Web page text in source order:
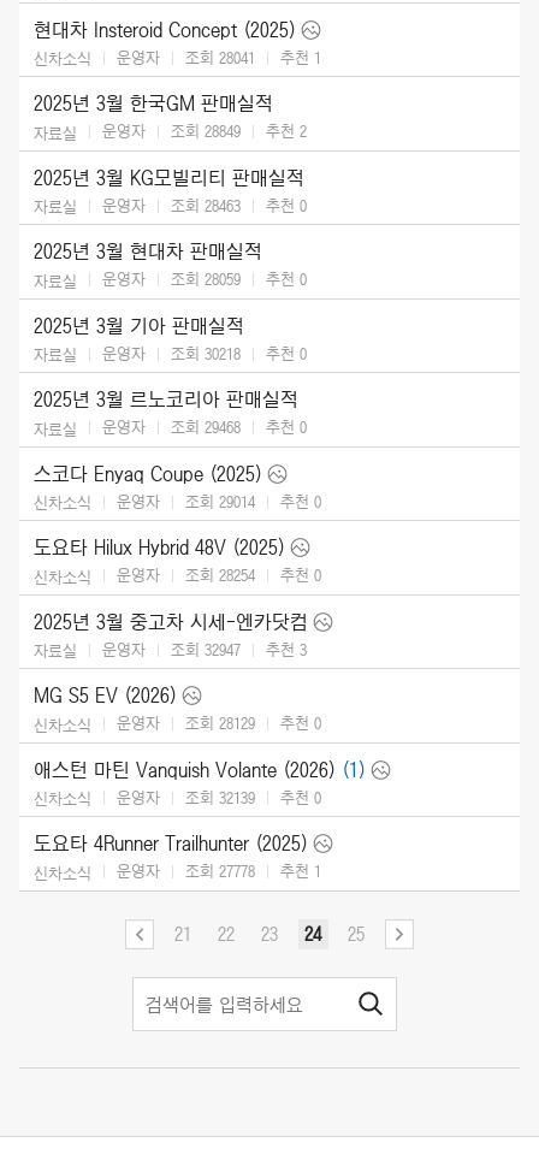
현대차 Insteroid Concept (2025)
신차소식 운영자 조회 28041 추천 1
2025년 3월 한국GM 판매실적
자료실 운영자 조회 28849 추천 2
2025년 3월 KG모빌리티 판매실적
자료실 운영자 조회 28463 추천 0
2025년 3월 현대차 판매실적
자료실 운영자 조회 28059 추천 0
2025년 3월 기아 판매실적
자료실 운영자 조회 30218 추천 0
2025년 3월 르노코리아 판매실적
자료실 운영자 조회 29468 추천 0
스코다 Enyaq Coupe (2025)
신차소식 운영자 조회 29014 추천 0
도요타 Hilux Hybrid 48V (2025)
신차소식 운영자 조회 28254 추천 0
2025년 3월 중고차 시세-엔카닷컴
자료실 운영자 조회 32947 추천 3
MG S5 EV (2026)
신차소식 운영자 조회 28129 추천 0
애스턴 마틴 Vanquish Volante (2026) (1)
신차소식 운영자 조회 32139 추천 0
도요타 4Runner Trailhunter (2025)
신차소식 운영자 조회 27778 추천 1
21 22 23 24 25